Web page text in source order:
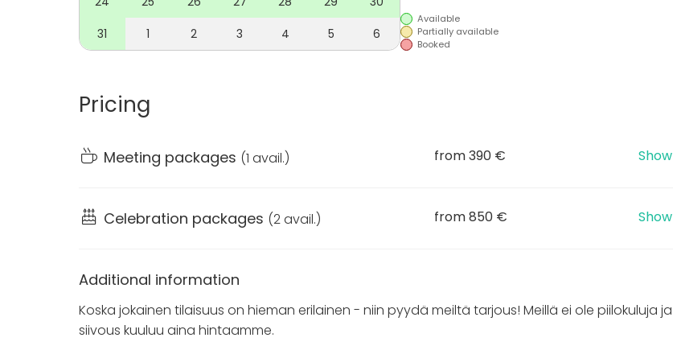
31
1 2 3 4 5 6
Available
Partially available
Booked
Pricing
Meeting packages (1 avail.) from 390 € Show
Celebration packages (2 avail.) from 850 € Show
Additional information
Koska jokainen tilaisuus on hieman erilainen - niin pyydä meiltä tarjous! Meillä ei ole piilokuluja ja
siivous kuuluu aina hintaamme.